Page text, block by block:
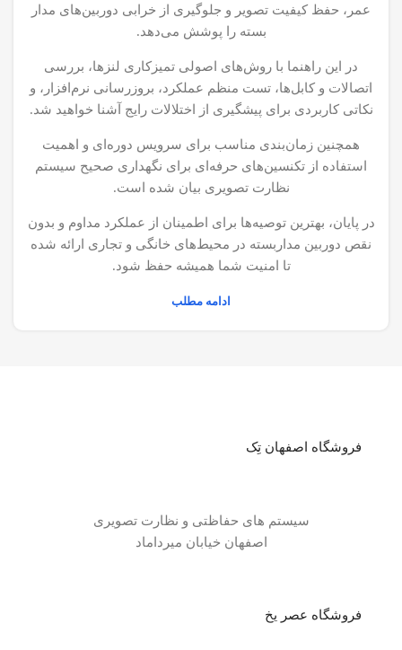
عمر، حفظ کیفیت تصویر و جلوگیری از خرابی دوربین‌های مدار
بسته را پوشش می‌دهد.
در این راهنما با روش‌های اصولی تمیزکاری لنزها، بررسی
اتصالات و کابل‌ها، تست منظم عملکرد، بروزرسانی نرم‌افزار، و
نکاتی کاربردی برای پیشگیری از اختلالات رایج آشنا خواهید شد.
همچنین زمان‌بندی مناسب برای سرویس دوره‌ای و اهمیت
استفاده از تکنسین‌های حرفه‌ای برای نگهداری صحیح سیستم
نظارت تصویری بیان شده است.
در پایان، بهترین توصیه‌ها برای اطمینان از عملکرد مداوم و بدون
نقص دوربین مداربسته در محیط‌های خانگی و تجاری ارائه شده
تا امنیت شما همیشه حفظ شود.
ادامه مطلب
فروشگاه اصفهان تِک
سیستم های حفاظتی و نظارت تصویری
اصفهان خیابان میرداماد
فروشگاه عصر یخ